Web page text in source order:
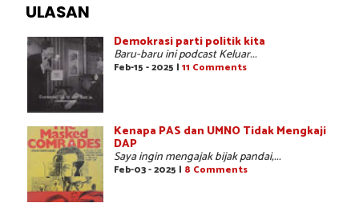
ULASAN
Demokrasi parti politik kita
Baru-baru ini podcast Keluar...
Feb-15 - 2025 | 11 Comments
Kenapa PAS dan UMNO Tidak Mengkaji
DAP
Saya ingin mengajak bijak pandai,...
Feb-03 - 2025 | 8 Comments